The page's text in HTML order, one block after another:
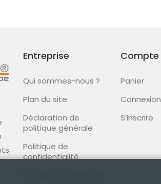
Entreprise
Qui sommes-nous ?
Plan du site
Déclaration de
politique générale
Politique de
confidentialité
Compte
Panier
Connexion
S’inscrire